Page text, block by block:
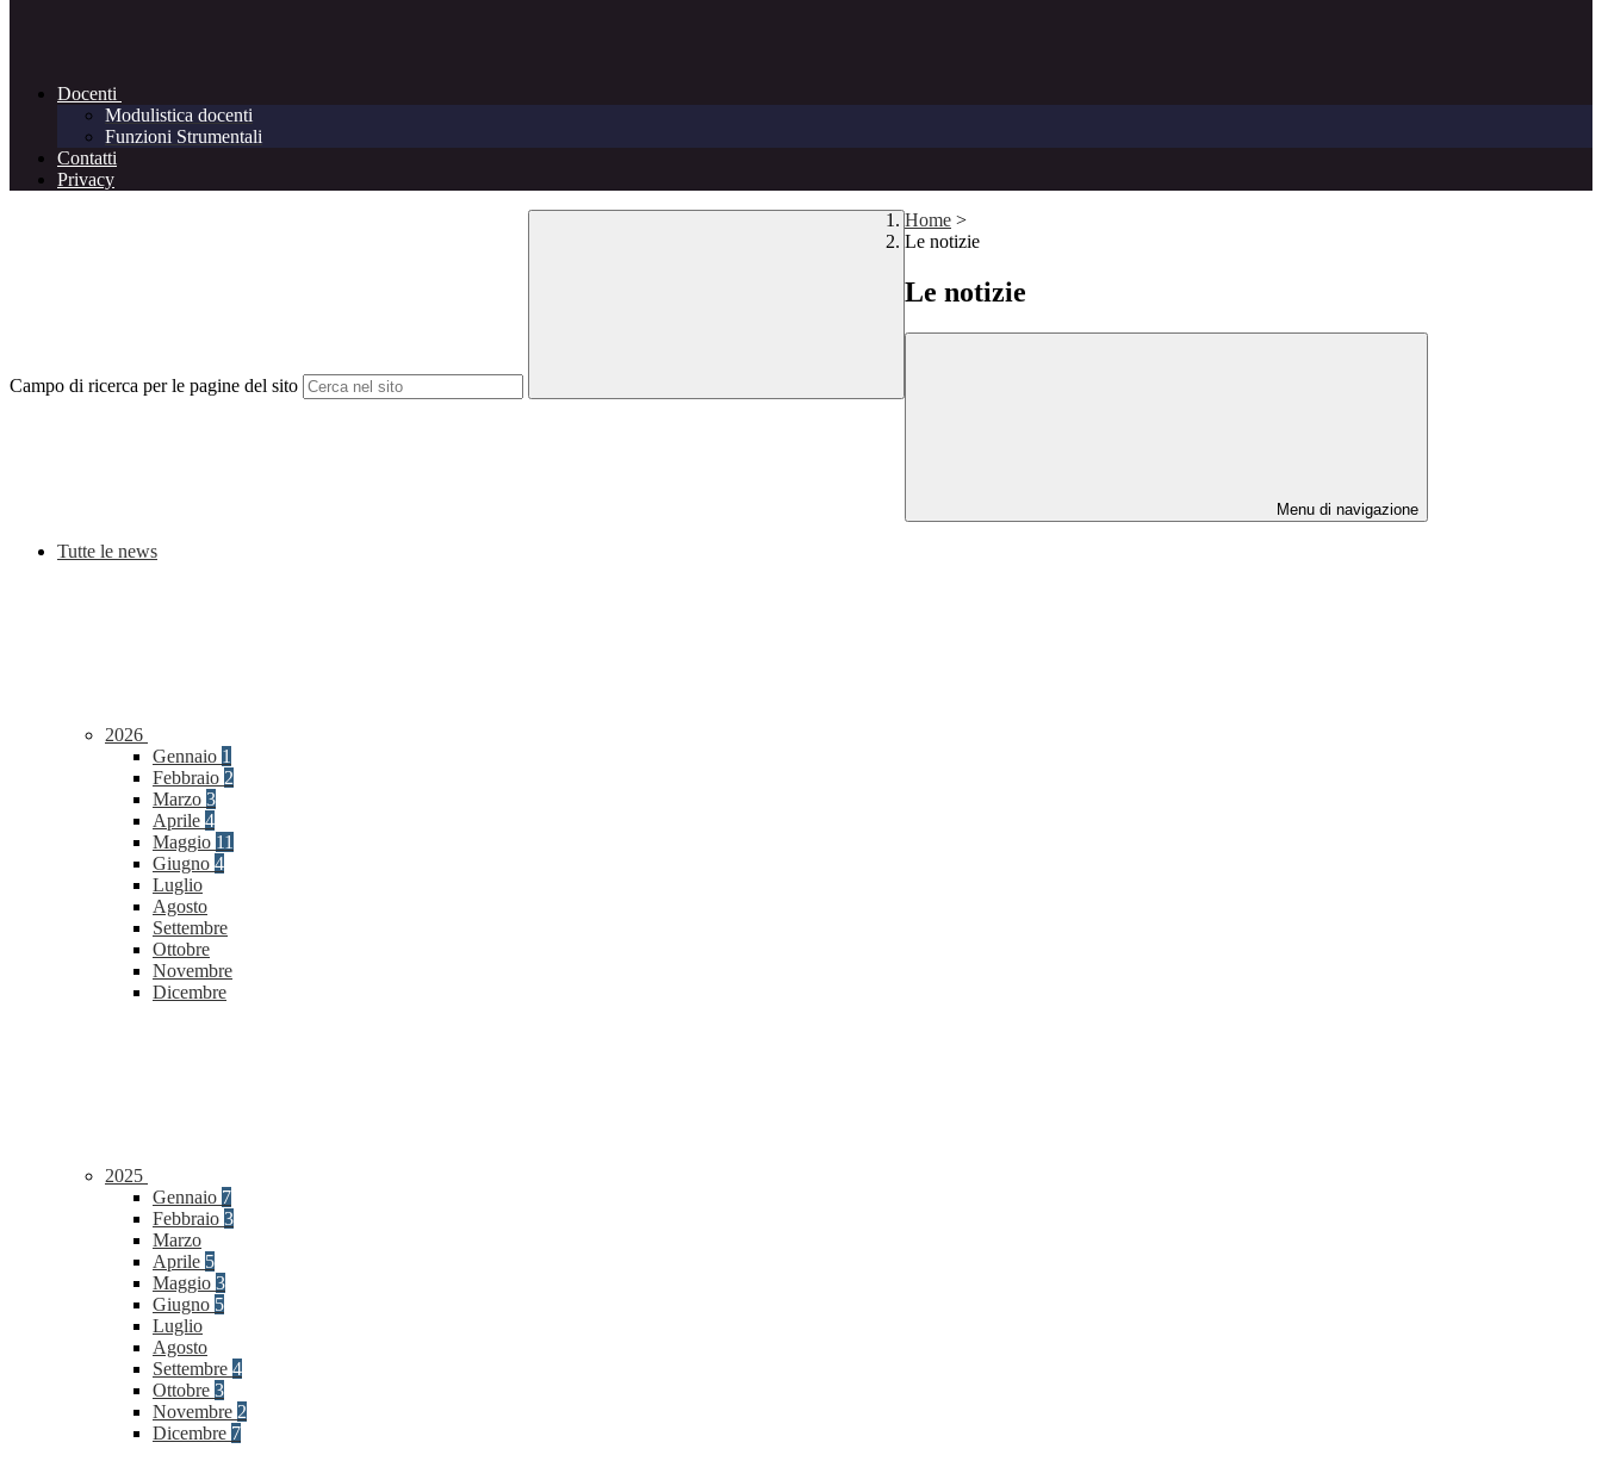
Docenti
Modulistica docenti
Funzioni Strumentali
Contatti
Privacy
Campo di ricerca per le pagine del sito
Home >
Le notizie
Le notizie
Menu di navigazione
Tutte le news
2026
Gennaio 1
Febbraio 2
Marzo 3
Aprile 4
Maggio 11
Giugno 4
Luglio
Agosto
Settembre
Ottobre
Novembre
Dicembre
2025
Gennaio 7
Febbraio 3
Marzo
Aprile 5
Maggio 3
Giugno 5
Luglio
Agosto
Settembre 4
Ottobre 3
Novembre 2
Dicembre 7